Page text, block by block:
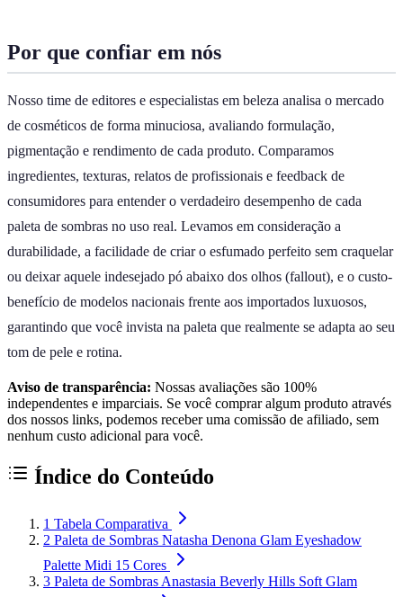
Por que confiar em nós
Nosso time de editores e especialistas em beleza analisa o mercado
de cosméticos de forma minuciosa, avaliando formulação,
pigmentação e rendimento de cada produto. Comparamos
ingredientes, texturas, relatos de profissionais e feedback de
consumidores para entender o verdadeiro desempenho de cada
paleta de sombras no uso real. Levamos em consideração a
durabilidade, a facilidade de criar o esfumado perfeito sem craquelar
ou deixar aquele indesejado pó abaixo dos olhos (fallout), e o custo-
benefício de modelos nacionais frente aos importados luxuosos,
garantindo que você invista na paleta que realmente se adapta ao seu
tom de pele e rotina.
Aviso de transparência: Nossas avaliações são 100%
independentes e imparciais. Se você comprar algum produto através
dos nossos links, podemos receber uma comissão de afiliado, sem
nenhum custo adicional para você.
Índice do Conteúdo
1 Tabela Comparativa
2 Paleta de Sombras Natasha Denona Glam Eyeshadow
Palette Midi 15 Cores
3 Paleta de Sombras Anastasia Beverly Hills Soft Glam